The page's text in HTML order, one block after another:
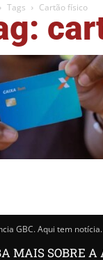
Tags Cartão físico
GBC. Aqui tem
MAIS SOBRE A